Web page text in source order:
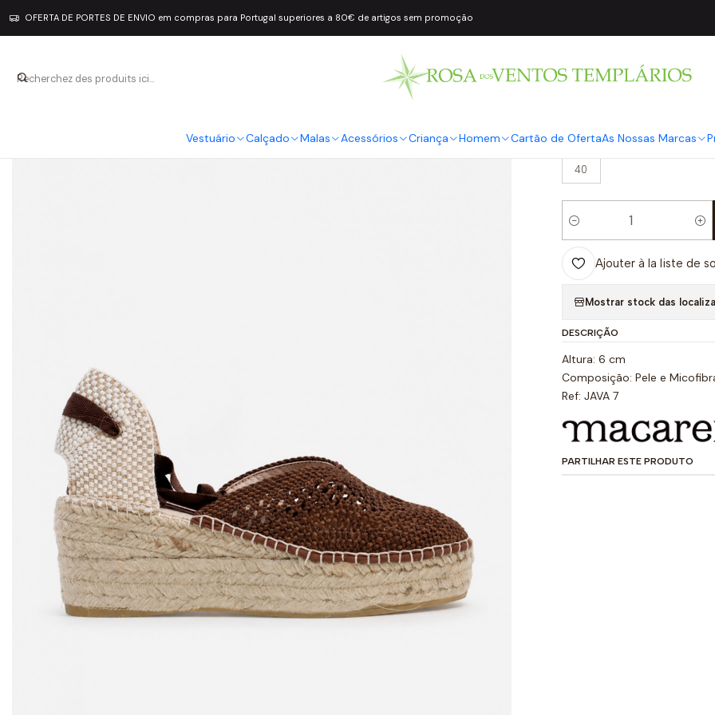
Vestuário Calçado Malas Acessórios Criança Homem Cartão de OfertaAs Nossas Marcas
OFERTA DE PORTES DE ENVIO em compras para Portugal superiores a 80€ de artigos sem promoção
|
Macarena
Castanho
40
Quantité
Ajouter à la liste de
Mostrar stock das
DESCRIÇÃO
Altura: 6 cm
Composição: Pele e
Ref: JAVA 7
PARTILHAR ESTE PRODUTO